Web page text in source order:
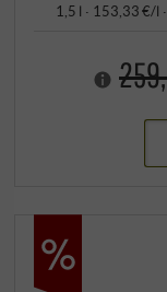
1,5 l · 153,33 €/l